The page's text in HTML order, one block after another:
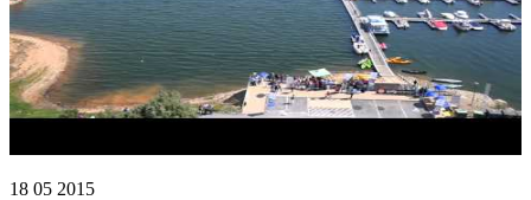
18 05 2015